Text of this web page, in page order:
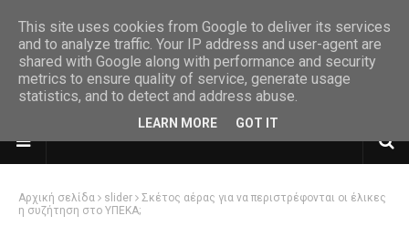
Αρχική σελίδα slider
Σκέτος αέρας για να περιστρέφονται οι έλικες
η συζήτηση στο ΥΠΕΚΑ;
This site uses cookies from Google to deliver its services
and to analyze traffic. Your IP address and user-agent are
shared with Google along with performance and security
metrics to ensure quality of service, generate usage
statistics, and to detect and address abuse.
LEARN MORE GOT IT